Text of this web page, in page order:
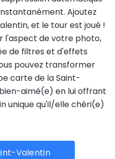
Ajoutez
et le tour est joué !
l'aspect de votre photo,
de filtres et d'effets
pouvez transformer
carte de la Saint-
aimé(e) en lui offrant
unique qu'il/elle chéri(e)
Valentin